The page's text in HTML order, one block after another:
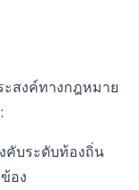
ะสงค์ทางกฎหมาย
คับระดับท้องถิ่น
อง